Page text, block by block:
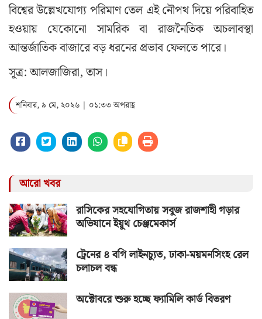
বিশ্বের উল্লেখযোগ্য পরিমাণ তেল এই নৌপথ দিয়ে পরিবাহিত
হওয়ায় যেকোনো সামরিক বা রাজনৈতিক অচলাবস্থা
আন্তর্জাতিক বাজারে বড় ধরনের প্রভাব ফেলতে পারে।
সূত্র: আলজাজিরা, তাস।
শনিবার, ৯ মে, ২০২৬ | ০১:৩৩ অপরাহ্ণ
আরো খবর
রাসিকের সহযোগিতায় সবুজ রাজশাহী গড়ার
অভিযানে ইয়ুথ চেঞ্জমেকার্স
ট্রেনের ৪ বগি লাইনচ্যুত, ঢাকা-ময়মনসিংহ রেল
চলাচল বন্ধ
অক্টোবরে শুরু হচ্ছে ফ্যামিলি কার্ড বিতরণ